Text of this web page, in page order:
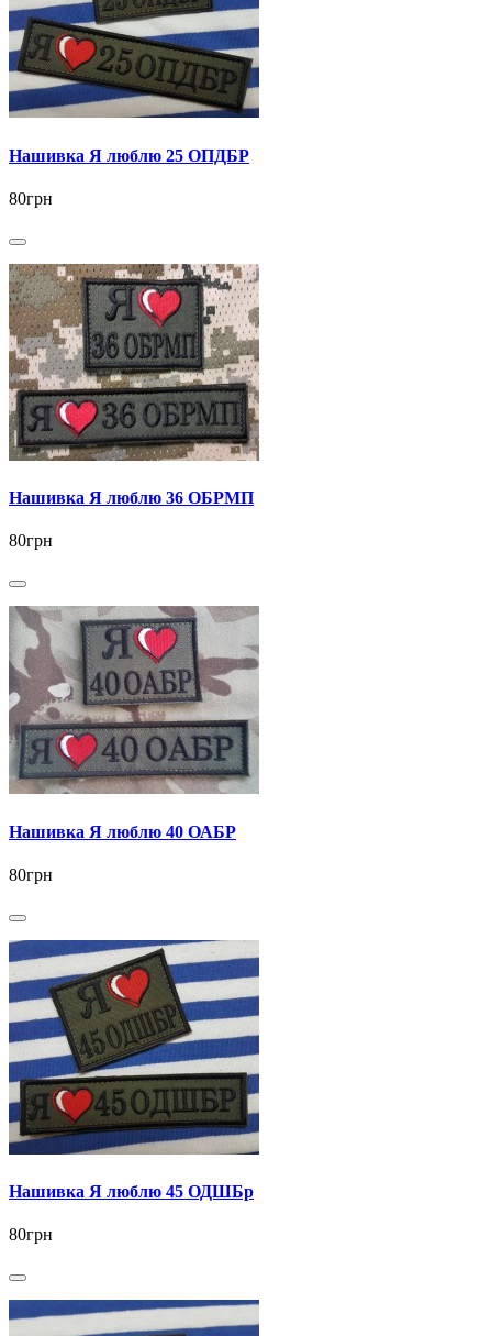
Нашивка Я люблю 25 ОПДБР
80грн
Нашивка Я люблю 36 ОБРМП
80грн
Нашивка Я люблю 40 ОАБР
80грн
Нашивка Я люблю 45 ОДШБр
80грн